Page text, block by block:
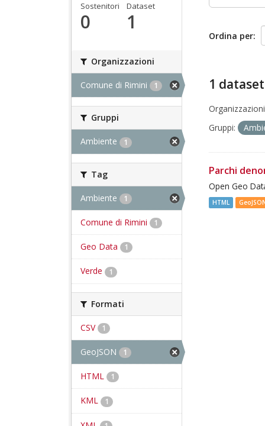
Sostenitori
0
Dataset
1
Organizzazioni
Comune di Rimini 1
Gruppi
Ambiente 1
Tag
Ambiente 1
Comune di Rimini 1
Geo Data 1
Verde 1
Formati
CSV 1
GeoJSON 1
HTML 1
KML 1
Ordina per
1
Gruppi:
Parchi
Open Geo
HTML